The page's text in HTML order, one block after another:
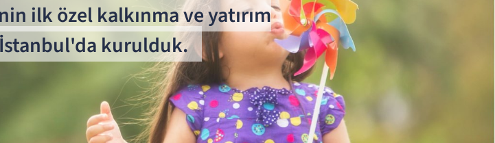
ilk özel kalkınma ve yatırım
kurulduk.